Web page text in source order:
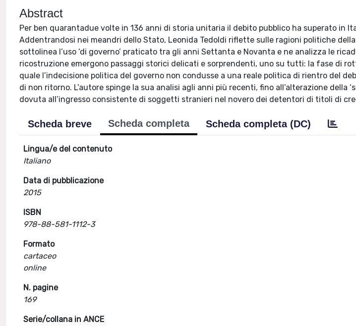
Abstract
Per ben quarantadue volte in 136 anni di storia unitaria il debito pubblico ha superato in
Addentrandosi nei meandri dello Stato, Leonida Tedoldi riflette sulle ragioni politiche
sottolinea l’uso ‘di governo’ praticato tra gli anni Settanta e Novanta e ne analizza le
ricostruzione emergono passaggi storici delicati e sorprendenti, uno su tutti: la fase di
quale l’indecisione politica del governo non condusse a una reale politica di rientro del
di non ritorno. L’autore spinge la sua analisi agli anni più recenti, fino all’alterazione della
dovuta all’ingresso consistente di soggetti stranieri nel novero dei detentori di titoli di
Scheda breve Scheda completa Scheda completa (DC)
Lingua/e del contenuto
Italiano
Data di pubblicazione
2015
ISBN
978-88-581-1112-3
Formato
cartaceo
online
N. pagine
169
Serie/collana in ANCE